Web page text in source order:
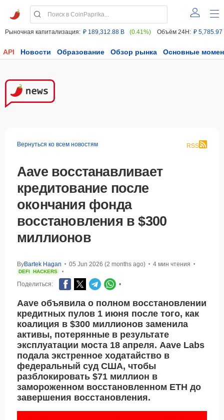
Рыночная капитализация: ₽ 189,312.88 B (0.41%) Объём 24H: ₽ 5,785.97
API Новости Образование Обзор рынка Основные
Вернуться ко всем новостям RSS
Aave восстанавливает
кредитование после
окончания фонда
восстановления в $300
миллионов
ByBartek Hagan • 05 Jun 2026 (2 months ago) • 4 мин чтения •
DEFI HACKERS •
Поделиться: •
Aave объявила о полном восстановлении
кредитных пулов 1 июня после того, как
коалиция в $300 миллионов заменила
активы, потерянные в результате
эксплуатации моста 18 апреля. Aave Labs
подала экстренное ходатайство в
федеральный суд США, чтобы
разблокировать $71 миллион в
замороженном восстановленном ETH до
завершения восстановления.